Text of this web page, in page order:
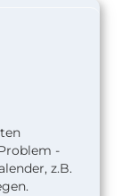
-
z.B.